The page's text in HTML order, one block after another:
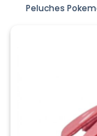
Peluches